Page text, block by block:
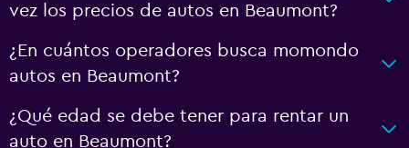
vez los precios de autos en Beaumont?
¿En cuántos operadores busca momondo
autos en Beaumont?
¿Qué edad se debe tener para rentar un
auto en Beaumont?